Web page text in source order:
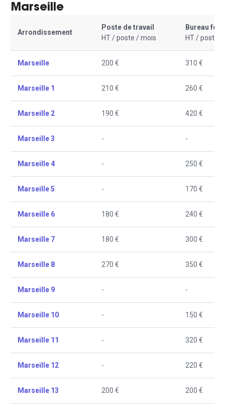
Marseille
Arrondissement
Poste de travail
HT / poste / mois
Bureau
HT / poste /
Marseille 200 € 310 €
Marseille 1 210 € 260 €
Marseille 2 190 € 420 €
Marseille 3 - -
Marseille 4 - 250 €
Marseille 5 - 170 €
Marseille 6 180 € 240 €
Marseille 7 180 € 300 €
Marseille 8 270 € 350 €
Marseille 9 - -
Marseille 10 - 150 €
Marseille 11 - 320 €
Marseille 12 - 220 €
Marseille 13 200 € 200 €